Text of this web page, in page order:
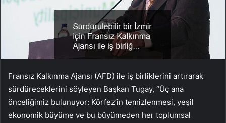
Fransız Kalkınma Ajansı (AFD) ile iş birliklerini artırarak
sürdüreceklerini söyleyen Başkan Tugay, “Üç ana
önceliğimiz bulunuyor: Körfez’in temizlenmesi, yeşil
ekonomik büyüme ve bu büyümeden her toplumsal